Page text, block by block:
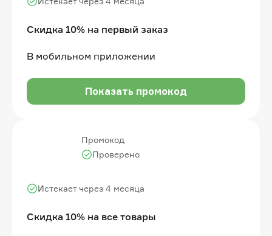
Скидка 10% на первый заказ
В мобильном приложении
Показать промокод
Промокод
Скидка 10% на все товары
Истекает через 4 месяца
Проверено